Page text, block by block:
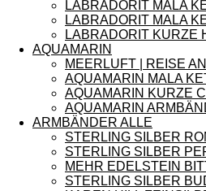
LABRADORIT MALA
LABRADORIT MALA
LABRADORIT KURZE
AQUAMARIN
MEERLUFT | REISE
AQUAMARIN MALA
AQUAMARIN KURZE
AQUAMARIN
ARMBÄNDER ALLE
STERLING SILBER
STERLING SILBER
MEHR EDELSTEIN
STERLING SILBER